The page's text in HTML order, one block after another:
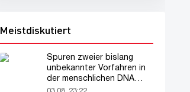
Meistdiskutiert
Spuren zweier bislang
unbekannter Vorfahren in
der menschlichen DNA
entdeckt